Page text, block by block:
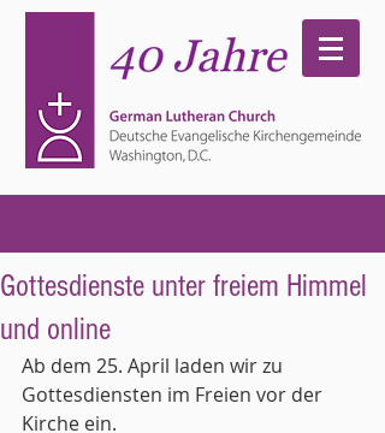
Gottesdienste unter freiem Himmel
und online
Ab dem 25. April laden wir zu
Gottesdiensten im Freien vor der
Kirche ein.